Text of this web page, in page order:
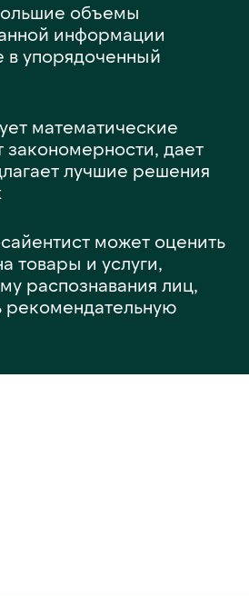
объемы
информации
в упорядоченный
математические
дает
лучшие решения
может оценить
товары и услуги,
распознавания лиц,
рекомендательную